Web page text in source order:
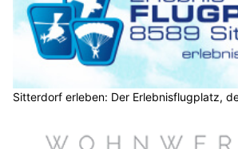
Sitterdorf erleben: Der Erlebnisflugplatz,